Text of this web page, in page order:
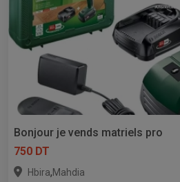
Bonjour je vends matriels pro
750 DT
Hbira,Mahdia